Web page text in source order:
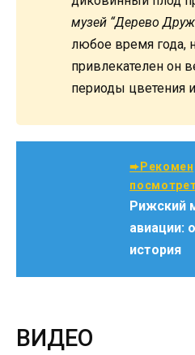
музей “Дерево
любое время года,
привлекателен он
периоды цветения
Рижский
авиации:
история
ВИДЕО